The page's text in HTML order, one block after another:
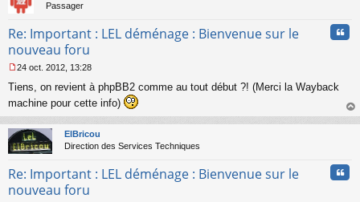
Passager
Re: Important : LEL déménage : Bienvenue sur le
nouveau foru
e
s
a
g
e
o
l
24 oct. 2012, 13:28
Tiens, on revient à phpBB2 comme au tout début ?! (Merci la Wayback
machine pour cette info)
au
ElBricou
Direction des Services Techniques
Re: Important : LEL déménage : Bienvenue sur le
nouveau foru